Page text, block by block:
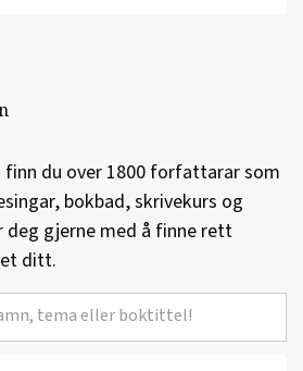
Noveller, 2006)
(Samlaget, Roman, 2005)
og historie, 2005)
du over 1800 forfattarar som
bokbad, skrivekurs og
deg gjerne med å finne rett
ditt.